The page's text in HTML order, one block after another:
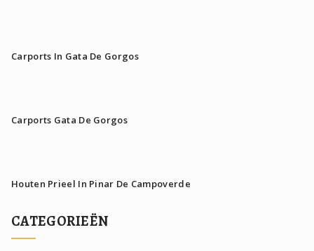
Carports In Gata De Gorgos
Carports Gata De Gorgos
Houten Prieel In Pinar De Campoverde
CATEGORIEËN